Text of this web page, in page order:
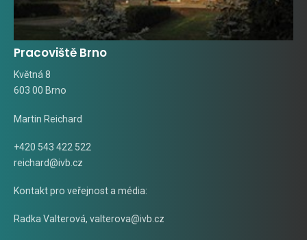
Pracoviště Brno
Květná 8
603 00 Brno
Martin Reichard
+420 543 422 522
reichard@ivb.cz
Kontakt pro veřejnost a média:
Radka Valterová, valterova@ivb.cz